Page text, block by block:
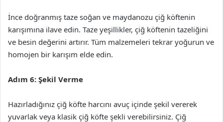
İnce doğranmış taze soğan ve maydanozu çiğ köftenin
karışımına ilave edin. Taze yeşillikler, çiğ köftenin tazeliğini
ve besin değerini artırır. Tüm malzemeleri tekrar yoğurun ve
homojen bir karışım elde edin.
Adım 6: Şekil Verme
Hazırladığınız çiğ köfte harcını avuç içinde şekil vererek
yuvarlak veya klasik çiğ köfte şekli verebilirsiniz. Çiğ